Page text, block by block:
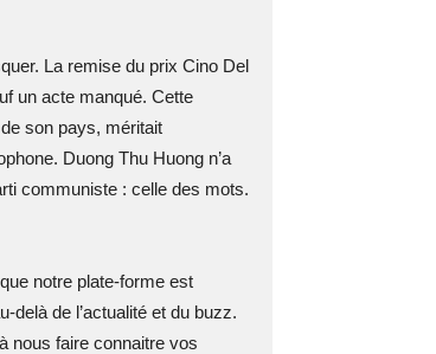
La remise du prix Cino Del
un acte manqué. Cette
son pays, méritait
Duong Thu Huong n’a
communiste : celle des mots.
notre plate-forme est
delà de l’actualité et du buzz.
nous faire connaitre vos